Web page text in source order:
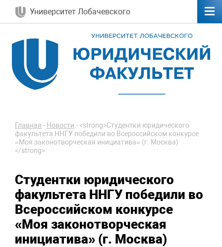
Университет Лобачевского
Главная - Новости -<strong>Студентки юридического
факультета ННГУ победили во Всероссийском конкурсе
«Моя законотворческая инициатива» (г. Москва)
</strong>
Студентки юридического
факультета ННГУ победили во
Всероссийском конкурсе
«Моя законотворческая
инициатива» (г. Москва)